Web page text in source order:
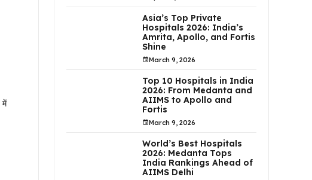
में
Asia’s Top Private
Hospitals 2026: India’s
Amrita, Apollo, and Fortis
Shine
March 9, 2026
Top 10 Hospitals in India
2026: From Medanta and
AIIMS to Apollo and
Fortis
March 9, 2026
World’s Best Hospitals
2026: Medanta Tops
India Rankings Ahead of
AIIMS Delhi